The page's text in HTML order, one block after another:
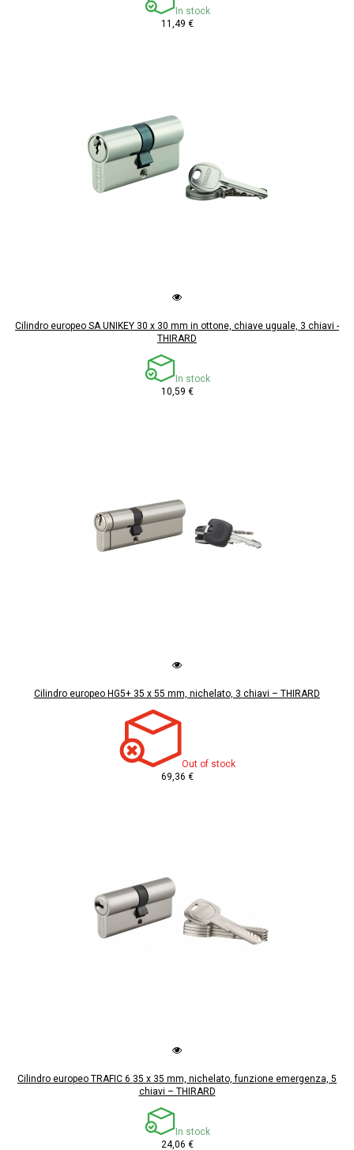
In stock
11,49 €
Cilindro europeo SA UNIKEY 30 x 30 mm in ottone, chiave uguale, 3 chiavi -
THIRARD
In stock
10,59 €
Cilindro europeo HG5+ 35 x 55 mm, nichelato, 3 chiavi – THIRARD
Out of stock
69,36 €
Cilindro europeo TRAFIC 6 35 x 35 mm, nichelato, funzione emergenza, 5
chiavi – THIRARD
In stock
24,06 €